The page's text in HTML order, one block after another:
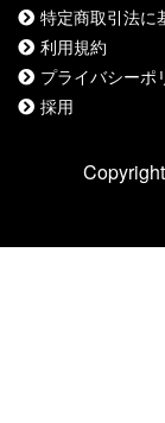
特定商取引法に
利用規約
プライバシーポ
採用